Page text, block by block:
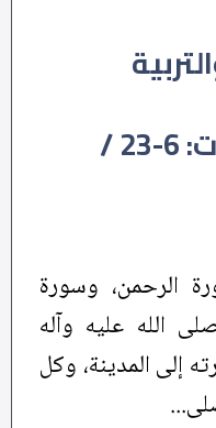
سورة الرحمن، الآيات: 6-23 /
الرحمن، وسورة
الله عليه وآله
إلى المدينة، وكل